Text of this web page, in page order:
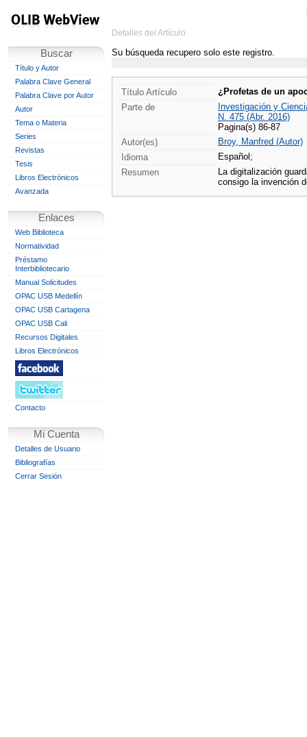
Buscar
Título y Autor
Palabra Clave General
Palabra Clave por Autor
Autor
Tema o Materia
Series
Revistas
Tesis
Libros Electrónicos
Avanzada
Enlaces
Web Biblioteca
Normatividad
Préstamo
Interbibliotecario
Manual Solicitudes
OPAC USB Medellín
OPAC USB Cartagena
OPAC USB Cali
Recursos Digitales
Libros Electrónicos
Contacto
Mi Cuenta
Detalles de Usuario
Bibliografías
Cerrar Sesión
Detalles del Artículo
Su búsqueda recupero solo este registro.
Título Artículo
¿Profetas de un
Parte de
Investigación y
N. 475 (Abr. 2016)
Pagina(s) 86-87
Autor(es)
Broy, Manfred (Autor)
Idioma
Español;
Resumen
La digitalización
consigo la invención